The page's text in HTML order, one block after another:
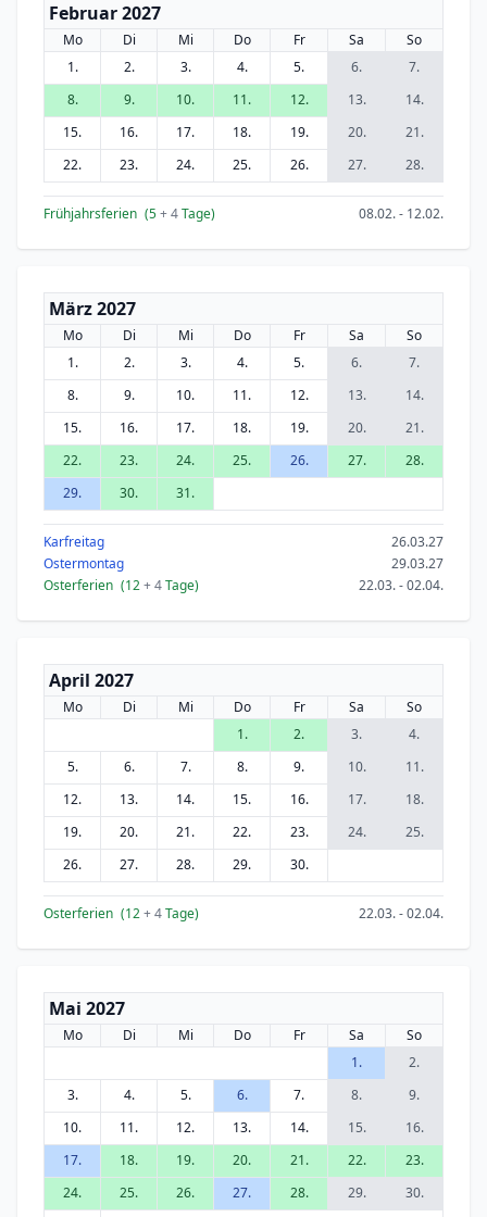
Februar 2027
Mo Di Mi Do Fr Sa
So
1.
2. 3. 4. 5. 6.
7.
8.
9. 10. 11. 12. 13.
14.
15.
16. 17. 18. 19. 20.
21.
22.
23. 24. 25. 26. 27. 28.
Frühjahrsferien (5+ 4Tage) 08.02. - 12.02.
März 2027
Mo Di Mi Do Fr Sa
So
1.
2. 3. 4. 5. 6.
7.
8.
9. 10. 11. 12. 13.
14.
15.
16. 17. 18. 19. 20.
21.
22.
23. 24. 25. 26. 27.
28.
29.
30. 31.
Karfreitag
26.03.27
Ostermontag
29.03.27
Osterferien (12+ 4Tage) 22.03. - 02.04.
April 2027
Mo Di Mi Do Fr Sa
So
1.
2. 3.
4.
5.
6. 7. 8. 9. 10.
11.
12.
13. 14. 15. 16. 17.
18.
19.
20. 21. 22. 23. 24.
25.
26.
27. 28. 29. 30.
Osterferien (12+ 4Tage) 22.03. - 02.04.
Mai 2027
Mo Di Mi Do Fr Sa
So
1.
2.
3.
4. 5. 6. 7. 8.
9.
10.
11. 12. 13. 14. 15.
16.
17.
18. 19. 20. 21. 22.
23.
24.
25. 26. 27. 28. 29.
30.